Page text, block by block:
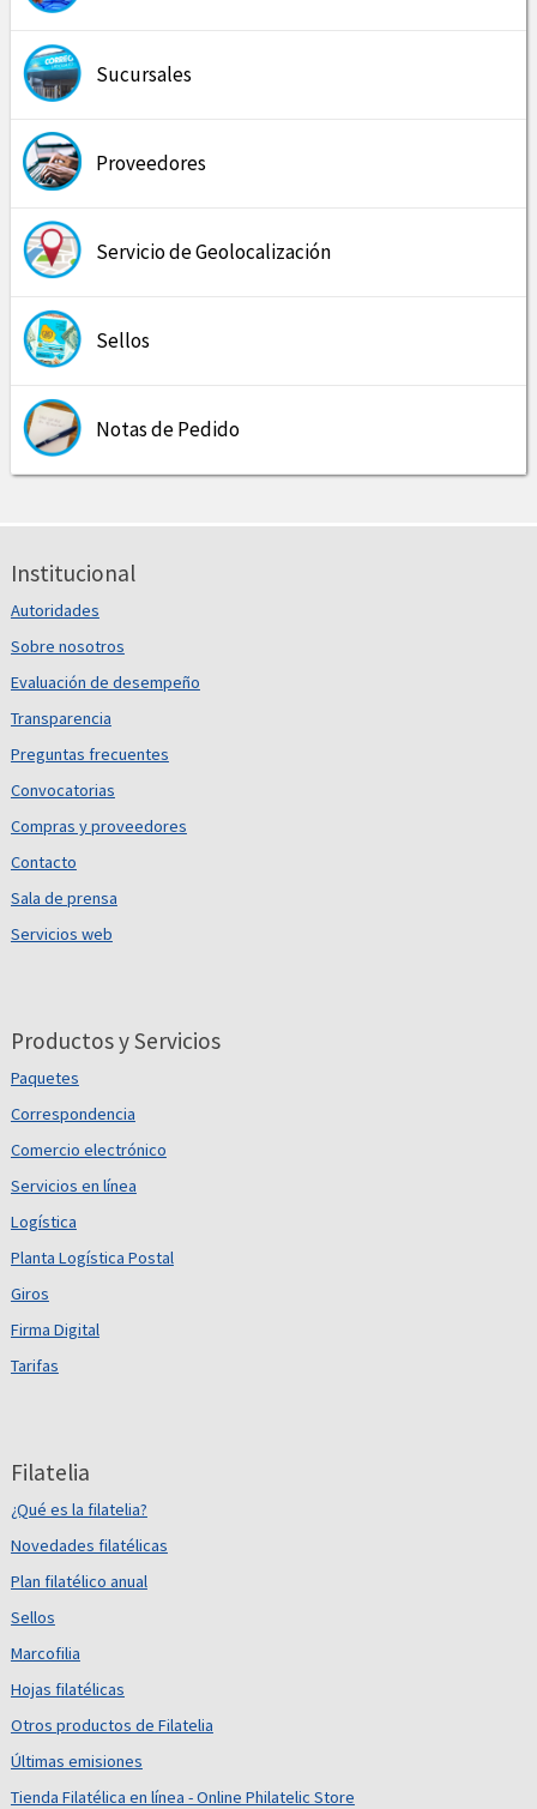
Sucursales
Proveedores
Servicio de Geolocalización
Sellos
Notas de Pedido
Institucional
Autoridades
Sobre nosotros
Evaluación de desempeño
Transparencia
Preguntas frecuentes
Convocatorias
Compras y proveedores
Contacto
Sala de prensa
Servicios web
Productos y Servicios
Paquetes
Correspondencia
Comercio electrónico
Servicios en línea
Logística
Planta Logística Postal
Giros
Firma Digital
Tarifas
Filatelia
¿Qué es la filatelia?
Novedades filatélicas
Plan filatélico anual
Sellos
Marcofilia
Hojas filatélicas
Otros productos de Filatelia
Últimas emisiones
Tienda Filatélica en línea - Online Philatelic Store